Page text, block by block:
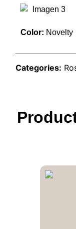
Color: Novelty
Categories: